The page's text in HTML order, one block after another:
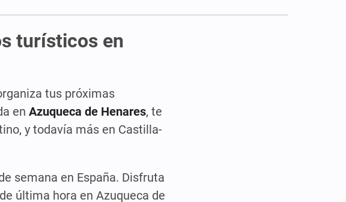
turísticos en
tus próximas
en Azuqueca de Henares, te
y todavía más en Castilla-
semana en España. Disfruta
última hora en Azuqueca de